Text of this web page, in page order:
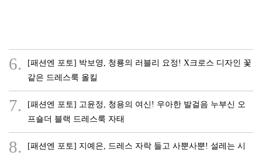
6.
[패션엔 포토] 박보영, 청룡의 러블리 요정! X크로스 디자인 꽃
같은 드레스룩 올킬
7.
[패션엔 포토] 고윤정, 청용의 여신! 우아한 발걸음 누부신 오
프숄더 블랙 드레스룩 자태
8.
[패션엔 포토] 지예은, 드레스 자락 들고 사뿐사뿐! 설레는 시